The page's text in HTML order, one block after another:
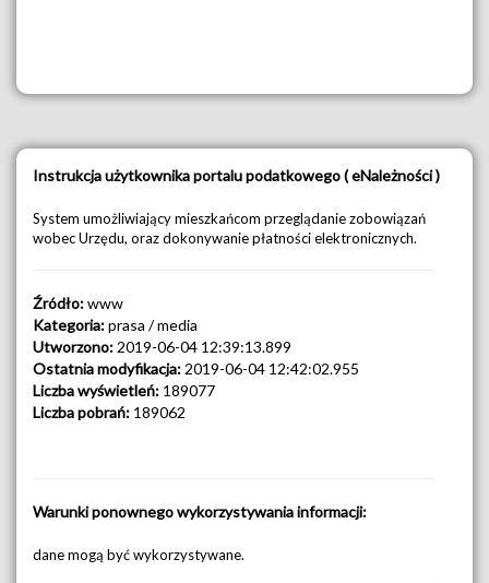
Instrukcja użytkownika portalu podatkowego ( eNależności )
System umożliwiający mieszkańcom przeglądanie zobowiązań
wobec Urzędu, oraz dokonywanie płatności elektronicznych.
Źródło:www
Kategoria:prasa / media
Utworzono: 2019-06-04 12:39:13.899
Ostatnia modyfikacja: 2019-06-04 12:42:02.955
Liczba wyświetleń: 189077
Liczba pobrań: 189062
Warunki ponownego wykorzystywania informacji:
dane mogą być wykorzystywane.